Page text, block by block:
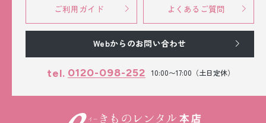
ご利用ガイド よくあるご質問
Webからのお問い合わせ
tel. 0120-098-252 10:00〜17:00（土日定休）